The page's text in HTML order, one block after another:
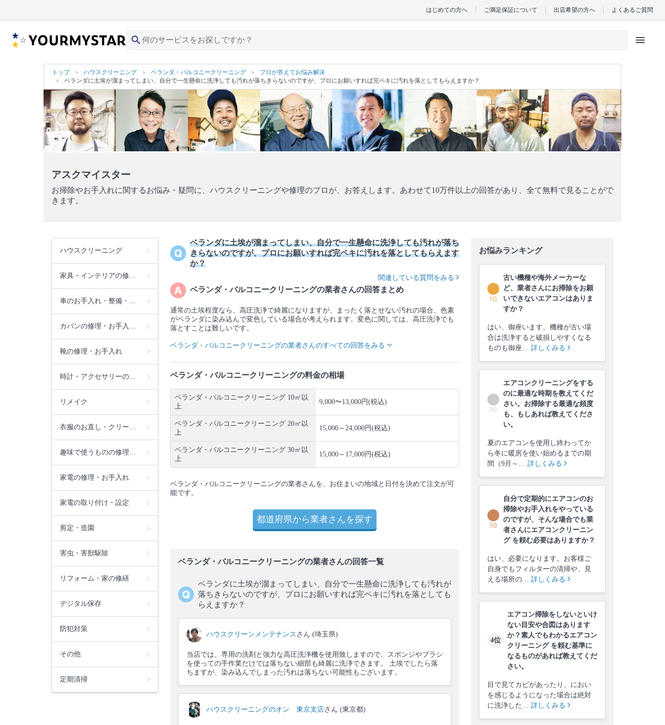
はじめての方へ ご満足保証について 出店希望の方へ よくあるご質問
search menu
トップ ハウスクリーニング ベランダ・バルコニークリーニング
プロが答えてお悩み解決
ベランダに土埃が溜まってしまい、自分で一生懸命に洗浄しても汚れが落ちきらないのですが、プロにお願いすれば完ペキに汚れを落としてもらえますか？
アスクマイスター
お掃除やお手入れに関するお悩み・疑問に、ハウスクリーニングや修理のプロが、お答えします。あわせて10万件以上の回答があり、全て無料で見ることがで
きます。
ハウスクリーニング
家具・インテリアの修…
車のお手入れ・整備・…
カバンの修理・お手入…
靴の修理・お手入れ
時計・アクセサリーの…
リメイク
衣服のお直し・クリー…
趣味で使うものの修理…
家電の修理・お手入れ
家電の取り付け・設定
剪定・造園
害虫・害獣駆除
リフォーム・家の修繕
デジタル保存
防犯対策
その他
定期清掃
ベランダに土埃が溜まってしまい、自分で一生懸命に洗浄しても汚れが落ち
きらないのですが、プロにお願いすれば完ペキに汚れを落としてもらえます
か？
関連している質問をみる
ベランダ・バルコニークリーニングの業者さんの回答まとめ
通常の土埃程度なら、高圧洗浄で綺麗になりますが、まったく落とせない汚れの場合、色素
がベランダに染み込んで変色している場合が考えられます。変色に関しては、高圧洗浄でも
落とすことは難しいです。
ベランダ・バルコニークリーニングの業者さんのすべての回答をみる
ベランダ・バルコニークリーニングの料金の相場
ベランダ・バルコニークリーニング 10㎡以
上
9,000〜13,000円(税込)
ベランダ・バルコニークリーニング 20㎡以
上
15,000～24,000円(税込)
ベランダ・バルコニークリーニング 30㎡以
上
15,000～17,000円(税込)
ベランダ・バルコニークリーニングの業者さんを、お住まいの地域と日付を決めて注文が可
能です。
都道府県から業者さんを探す
ベランダ・バルコニークリーニングの業者さんの回答一覧
ベランダに土埃が溜まってしまい、自分で一生懸命に洗浄しても汚れが
落ちきらないのですが、プロにお願いすれば完ペキに汚れを落としても
らえますか？
ハウスクリーンメンテナンス さん (埼玉県)
当店では、専用の洗剤と強力な高圧洗浄機を使用致しますので、スポンジやブラシ
を使っての手作業だけでは落ちない細部も綺麗に洗浄できます。 土埃でしたら落
ちますが、染み込んでしまった汚れは落ちない可能性もございます。
ハウスクリーニングのオン 東京支店さん (東京都)
お悩みランキング
1位
古い機種や海外メーカーな
ど、業者さんにお掃除をお願
いできないエアコンはありま
すか？
はい、御座います。機種が古い場
合は洗浄すると破損しやすくなる
ものも御座… 詳しくみる
2位
エアコンクリーニングをする
のに最適な時期を教えてくだ
さい。お掃除する最適な頻度
も、もしあれば教えてくださ
い。
夏のエアコンを使用し終わってか
ら冬に暖房を使い始めるまでの期
間（9月～… 詳しくみる
3位
自分で定期的にエアコンのお
掃除やお手入れをやっている
のですが、そんな場合でも業
者さんにエアコンクリーニン
グ を頼む必要はありますか？
はい、必要になります。お客様ご
自身でもフィルターの清掃や、見
える場所の… 詳しくみる
4位
エアコン掃除をしないといけ
ない目安や合図はあります
か？素人でもわかるエアコン
クリーニング を頼む基準に
なるものがあれば教えてくだ
さい。
目で見てカビがあったり、におい
を感じるようになった場合は絶対
に洗浄した… 詳しくみる